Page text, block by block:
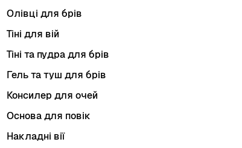
Олівці для брів
Тіні для вій
Тіні та пудра для брів
Гель та туш для брів
Консилер для очей
Основа для повік
Накладні вії